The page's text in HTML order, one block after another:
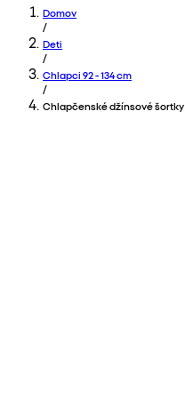
Domov
/
Deti
/
Chlapci 92 - 134 cm
/
Chlapčenské džínsové šortky